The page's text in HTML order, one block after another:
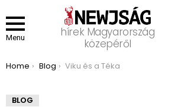
Menu
hírek Magyarország
közepéről
You are here:
Home Blog Viku és a Téka
BLOG